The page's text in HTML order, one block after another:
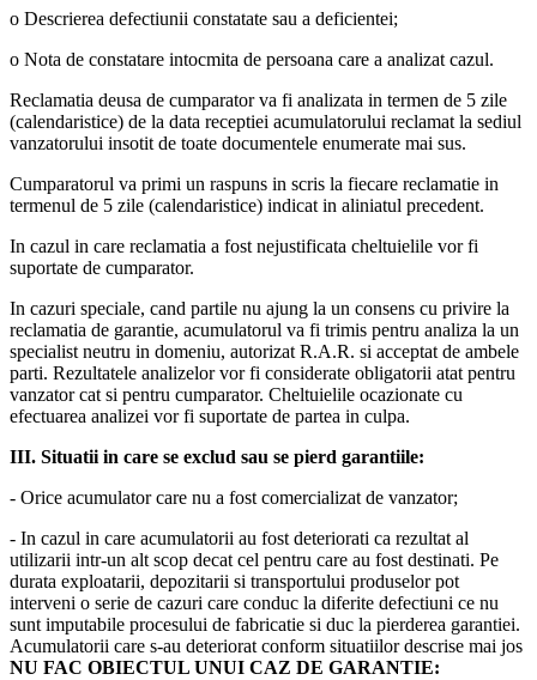
o Descrierea defectiunii constatate sau a deficientei;
o Nota de constatare intocmita de persoana care a analizat cazul.
Reclamatia deusa de cumparator va fi analizata in termen de 5 zile
(calendaristice) de la data receptiei acumulatorului reclamat la sediul
vanzatorului insotit de toate documentele enumerate mai sus.
Cumparatorul va primi un raspuns in scris la fiecare reclamatie in
termenul de 5 zile (calendaristice) indicat in aliniatul precedent.
In cazul in care reclamatia a fost nejustificata cheltuielile vor fi
suportate de cumparator.
In cazuri speciale, cand partile nu ajung la un consens cu privire la
reclamatia de garantie, acumulatorul va fi trimis pentru analiza la un
specialist neutru in domeniu, autorizat R.A.R. si acceptat de ambele
parti. Rezultatele analizelor vor fi considerate obligatorii atat pentru
vanzator cat si pentru cumparator. Cheltuielile ocazionate cu
efectuarea analizei vor fi suportate de partea in culpa.
III. Situatii in care se exclud sau se pierd garantiile:
- Orice acumulator care nu a fost comercializat de vanzator;
- In cazul in care acumulatorii au fost deteriorati ca rezultat al
utilizarii intr-un alt scop decat cel pentru care au fost destinati. Pe
durata exploatarii, depozitarii si transportului produselor pot
interveni o serie de cazuri care conduc la diferite defectiuni ce nu
sunt imputabile procesului de fabricatie si duc la pierderea garantiei.
Acumulatorii care s-au deteriorat conform situatiilor descrise mai jos
NU FAC OBIECTUL UNUI CAZ DE GARANTIE: